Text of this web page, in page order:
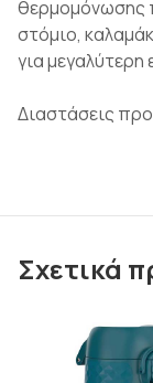
θερμομόνωσης
στόμιο,
για
Διαστάσεις
Σχετικά